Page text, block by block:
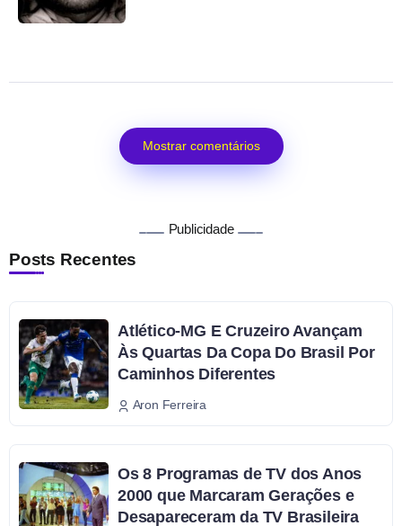
Mostrar comentários
Publicidade
Posts Recentes
Atlético-MG E Cruzeiro Avançam
Às Quartas Da Copa Do Brasil Por
Caminhos Diferentes
Aron Ferreira
Os 8 Programas de TV dos Anos
2000 que Marcaram Gerações e
Desapareceram da TV Brasileira